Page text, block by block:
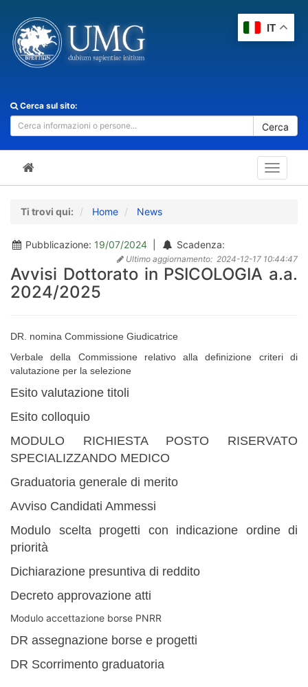
Cerca sul sito:
Cerca
Toggle
Ti trovi qui: Home News
Pubblicazione: 19/07/2024 Scadenza:
Ultimo aggiornamento: 2024-12-17 10:44:47
Avvisi Dottorato in PSICOLOGIA a.a.
2024/2025
DR. nomina Commissione Giudicatrice
Verbale della Commissione relativo alla definizione criteri di
valutazione per la selezione
Esito valutazione titoli
Esito colloquio
MODULO RICHIESTA POSTO RISERVATO
SPECIALIZZANDO MEDICO
Graduatoria generale di merito
Avviso Candidati Ammessi
Modulo scelta progetti con indicazione ordine di
priorità
Dichiarazione presuntiva di reddito
Decreto approvazione atti
Modulo accettazione borse PNRR
DR assegnazione borse e progetti
DR Scorrimento graduatoria
IT